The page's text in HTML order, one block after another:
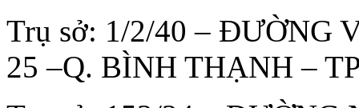
Trụ sở: 1/2/40 – ĐƯỜNG
25 –Q. BÌNH THẠNH –